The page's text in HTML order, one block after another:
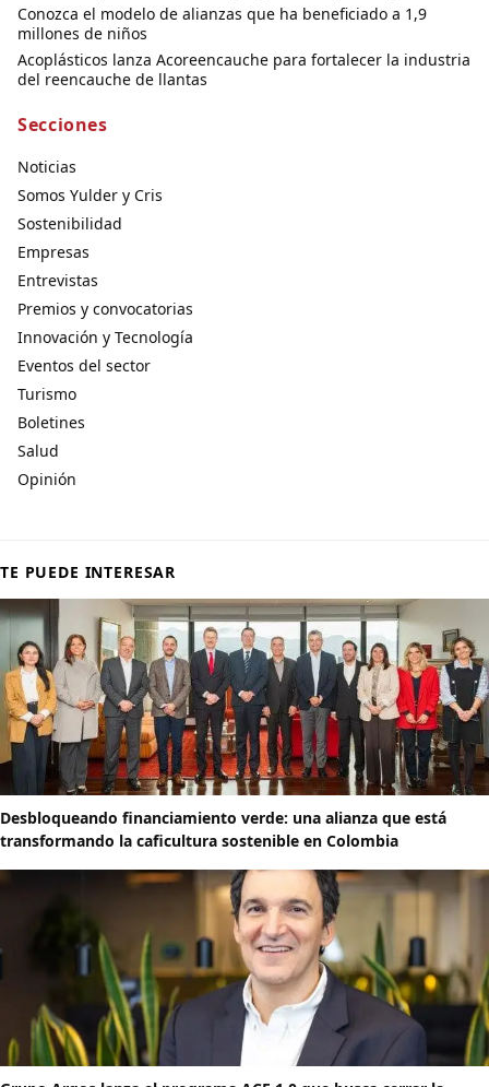
Conozca el modelo de alianzas que ha beneficiado a 1,9
millones de niños
Acoplásticos lanza Acoreencauche para fortalecer la industria
del reencauche de llantas
Secciones
Noticias
Somos Yulder y Cris
Sostenibilidad
Empresas
Entrevistas
Premios y convocatorias
Innovación y Tecnología
Eventos del sector
Turismo
Boletines
Salud
Opinión
TE PUEDE INTERESAR
Desbloqueando financiamiento verde: una alianza que está
transformando la caficultura sostenible en Colombia